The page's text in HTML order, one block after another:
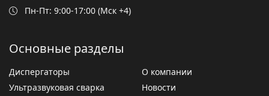
Пн-Пт: 9:00-17:00 (Мск +4)
Основные разделы
Диспергаторы
Ультразвуковая сварка
О компании
Новости